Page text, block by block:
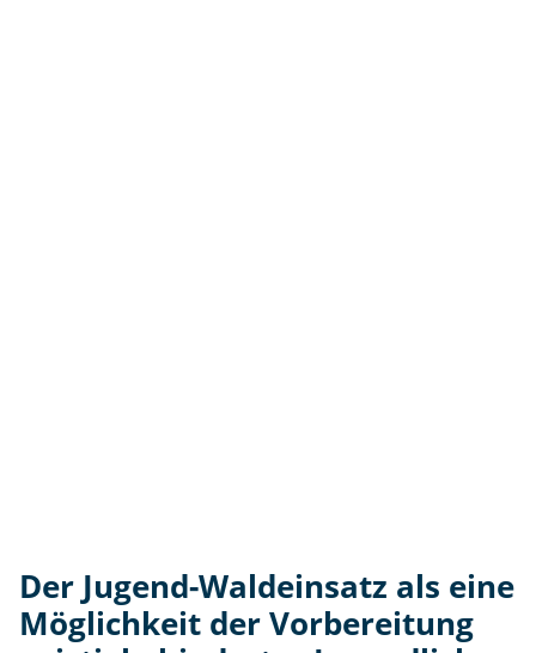
Der Jugend-Waldeinsatz als eine
Möglichkeit der Vorbereitung